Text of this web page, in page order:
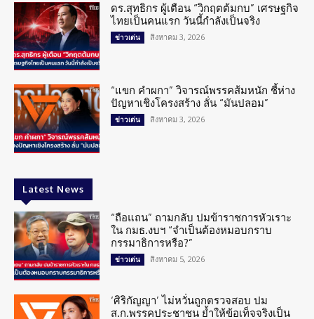
ดร.สุทธิกร ผู้เตือน “วิกฤตต้มกบ” เศรษฐกิจ
ไทยเป็นคนแรก วันนี้กำลังเป็นจริง
ข่าวเด่น สิงหาคม 3, 2026
“แขก คำผกา” วิจารณ์พรรคส้มหนัก ชี้ห่าง
ปัญหาเชิงโครงสร้าง ลั่น “มันปลอม”
ข่าวเด่น สิงหาคม 3, 2026
Latest News
“ถือแถน” ถามกลับ ปมข้าราชการหัวเราะ
ใน กมธ.งบฯ “จำเป็นต้องหมอบกราบ
กรรมาธิการหรือ?”
ข่าวเด่น สิงหาคม 5, 2026
‘ศิริกัญญา’ ไม่หวั่นถูกตรวจสอบ ปม
ส.ก.พรรคประชาชน ย้ำให้ข้อเท็จจริงเป็น